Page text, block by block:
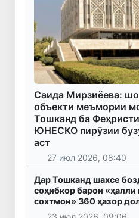
Саида Мирзиёева:
объекти меъмории
Тошканд ба
ЮНЕСКО пирӯзии
аст
27 июл 2026, 08:40
Дар Тошканд шахсе
соҳибкор барои «ҳалли
сохтмон» 360 ҳазор